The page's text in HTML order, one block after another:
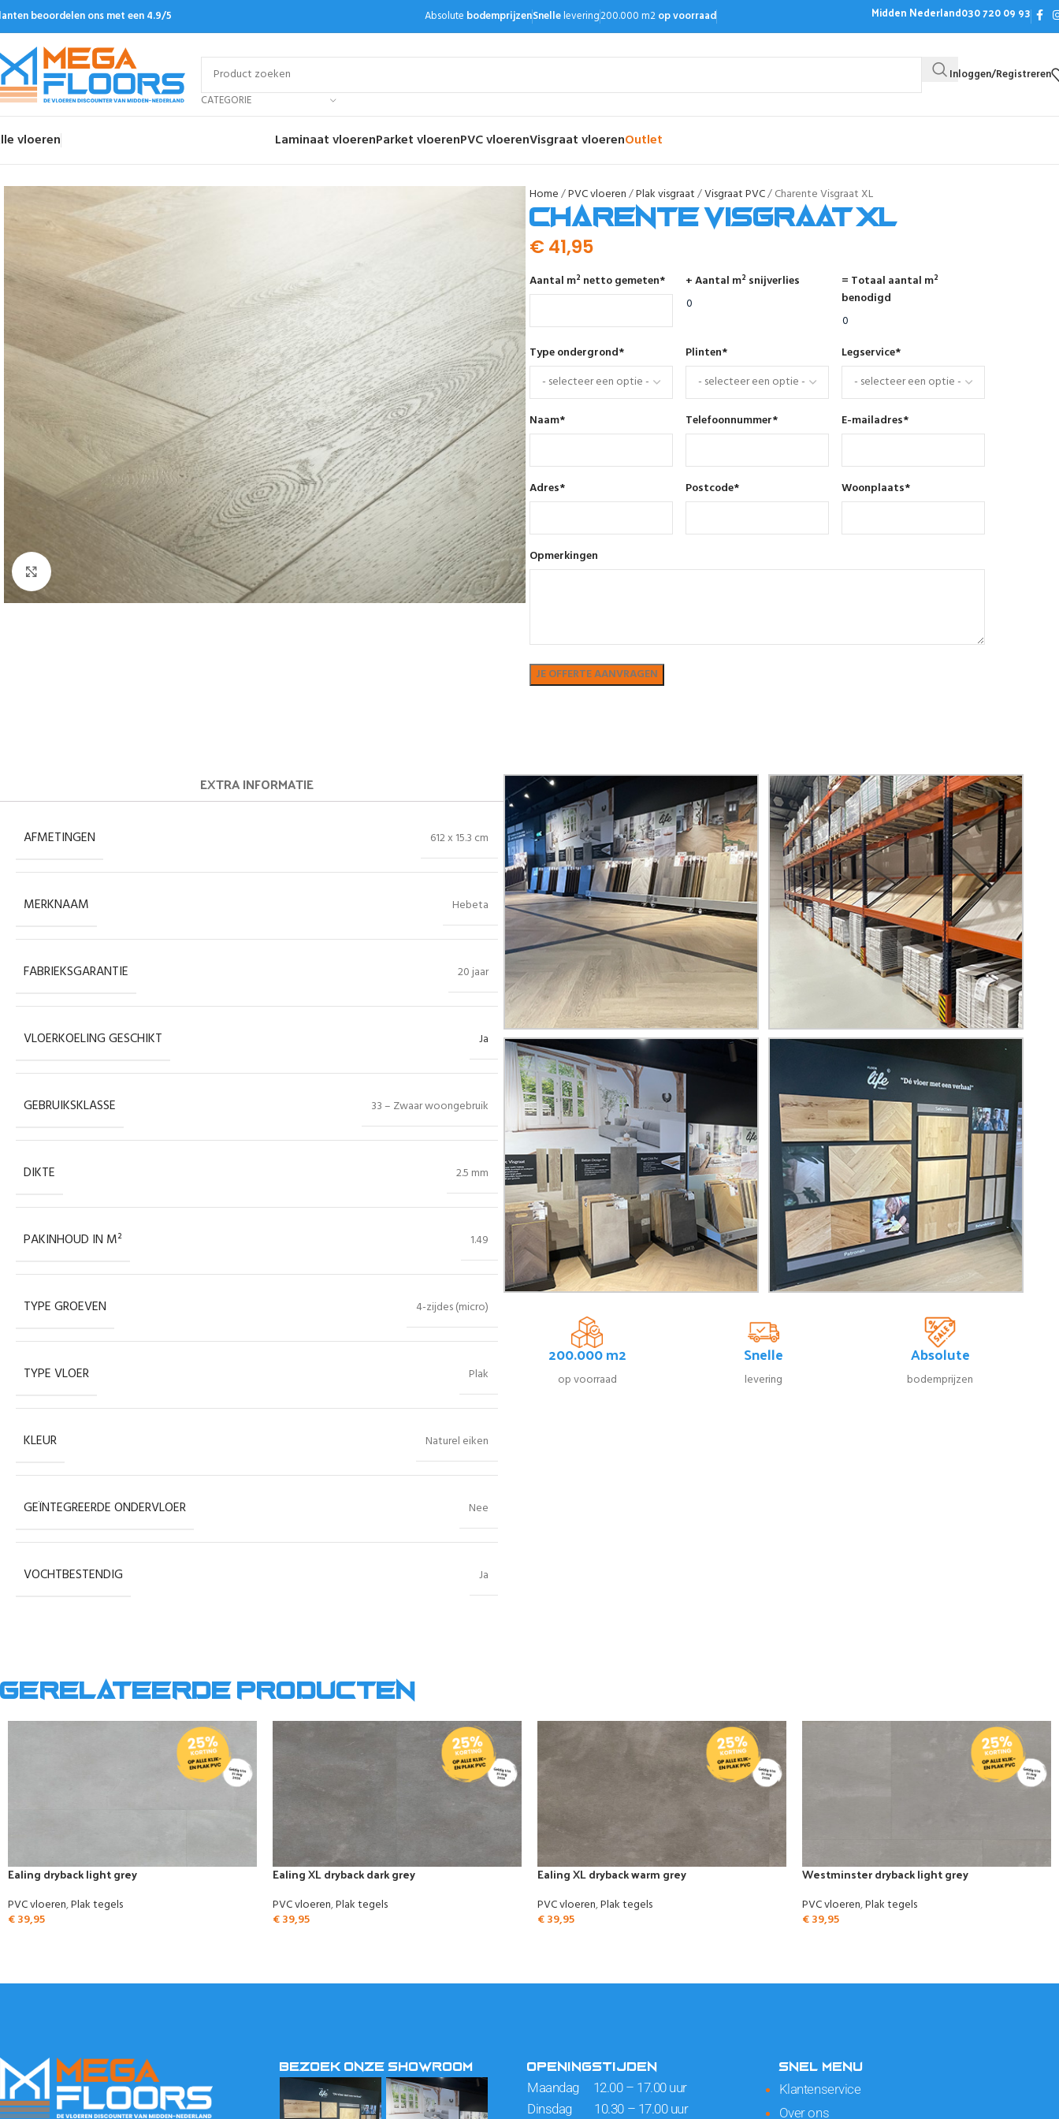
beoordelen ons met een 4.9/5 Absolute bodemprijzenSnellelevering200.000 m2op voorraad Midden Nederland030 720 09 93
CATEGORIE
Inloggen/Registreren
vloeren Laminaat vloerenParket vloerenPVC vloerenVisgraat vloerenOutlet
Home PVC vloeren Plak visgraat Visgraat PVC Charente Visgraat XL
Charente Visgraat XL
€41,95
Aantal m² netto gemeten* + Aantal m² snijverlies
= Totaal aantal m²
benodigd
Type ondergrond* Plinten* Legservice*
Naam* Telefoonnummer* E-mailadres*
Adres* Postcode* Woonplaats*
Opmerkingen
Afbeelding vergroten
EXTRA INFORMATIE
AFMETINGEN 612 x 15.3 cm
MERKNAAM Hebeta
FABRIEKSGARANTIE 20 jaar
VLOERKOELING GESCHIKT Ja
GEBRUIKSKLASSE 33 – Zwaar woongebruik
DIKTE 2.5 mm
PAKINHOUD IN M² 1.49
TYPE GROEVEN 4-zijdes (micro)
TYPE VLOER Plak
KLEUR Naturel eiken
GEÏNTEGREERDE ONDERVLOER Nee
VOCHTBESTENDIG Ja
200.000 m2
op voorraad
Snelle
levering
Absolute
bodemprijzen
Gerelateerde producten
Ealing dryback light grey
PVC vloeren,Plak tegels
€39,95
Ealing XL dryback dark grey
PVC vloeren,Plak tegels
€39,95
Ealing XL dryback warm grey
PVC vloeren,Plak tegels
€39,95
Westminster dryback light grey
PVC vloeren,Plak tegels
€39,95
BEZOEK ONZE SHOWROOM OPENINGSTIJDEN
Maandag 12.00 – 17.00 uur
Dinsdag 10.30 – 17.00 uur
SNEL MENU
Klantenservice
Over ons